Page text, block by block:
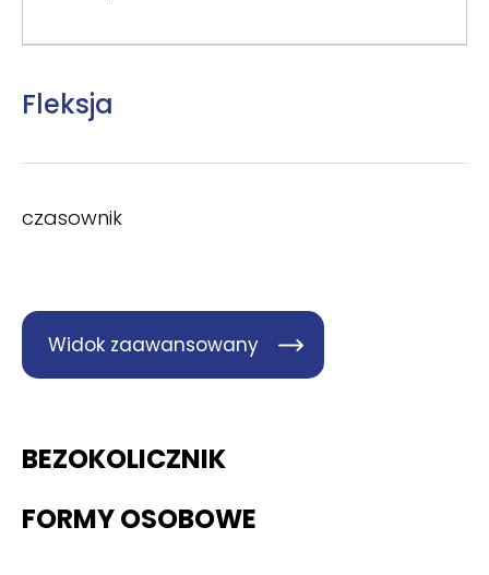
Fleksja
czasownik
Widok zaawansowany
BEZOKOLICZNIK
FORMY OSOBOWE